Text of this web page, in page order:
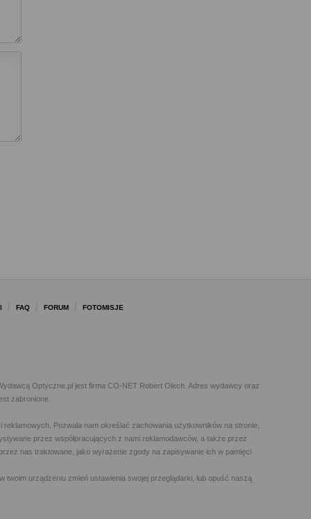
FAQ FORUM FOTOMISJE
Optyczne.pl jest firma CO-NET Robert Olech. Adres wydawcy oraz
zabronione.
Pozwala nam określać zachowania użytkowników na stronie,
przez współpracujących z nami reklamodawców, a także przez
nas traktowane, jako wyrażenie zgody na zapisywanie ich w pamięci
urządzeniu zmień ustawienia swojej przeglądarki, lub opuść naszą